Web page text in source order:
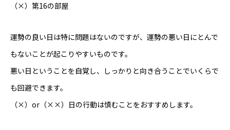
（×）第16の部屋
運勢の良い日は特に問題はないのですが、運勢の悪い日にとんで
もないことが起こりやすいものです。
悪い日ということを自覚し、しっかりと向き合うことでいくらで
も回避できます。
（×）or（××）日の行動は慎むことをおすすめします。